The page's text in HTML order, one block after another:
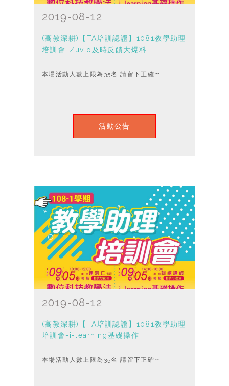
2019-08-12
(高教深耕)【TA培訓認證】1081教學助理
培訓會-Zuvio及時反饋大爆料
本場活動人數上限為35名 請留下正確m...
活動公告
2019-08-12
(高教深耕)【TA培訓認證】1081教學助理
培訓會-i-learning基礎操作
本場活動人數上限為35名 請留下正確m...